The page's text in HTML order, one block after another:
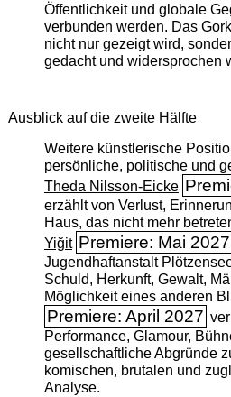
Öffentlichkeit und globale
verbunden werden. Das
nicht nur gezeigt wird,
gedacht und widersprochen
Ausblick auf die zweite Hälfte
Weitere künstlerische
persönliche, politische und
Theda Nilsson-Eicke
erzählt von Verlust,
Haus, das nicht mehr
Yiğit Premiere: Mai 2027
Jugendhaftanstalt
Schuld, Herkunft, Gewalt,
Möglichkeit eines anderen
Premiere: April 2027
Performance, Glamour,
gesellschaftliche Abgründe
komischen, brutalen und
Analyse.